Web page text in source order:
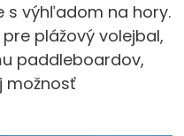
s výhľadom na hory.
plážový volejbal,
paddleboardov,
možnosť